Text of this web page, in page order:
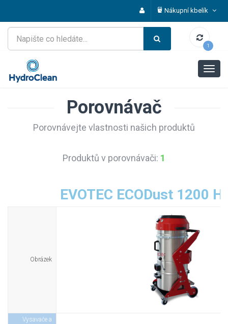
Nákupní kbelík
1
Porovnávač
Porovnávejte vlastnosti našich produktů
Produktů v porovnávači: 1
EVOTEC ECODust 1200
Obrázek
Vysavače a